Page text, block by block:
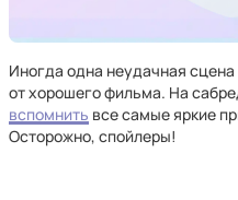
Иногда одна неудачная
от хорошего фильма. На
вспомнить все самые яркие
Осторожно, спойлеры!